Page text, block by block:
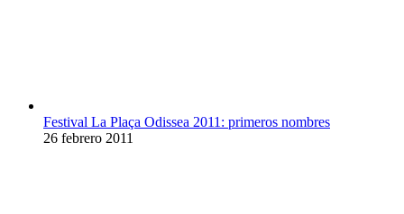
Festival La Plaça Odissea 2011: primeros nombres
26 febrero 2011